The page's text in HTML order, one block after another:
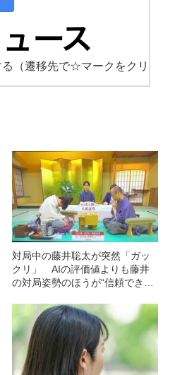
（遷移先で☆マークをクリ
対局中の藤井聡太が突然「ガッ
クリ」 AIの評価値よりも藤井
の対局姿勢のほうが“信頼でき